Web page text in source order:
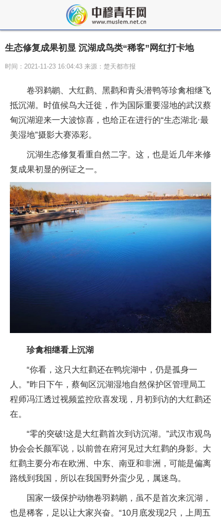
生态修复成果初显 沉湖成鸟类“稀客”网红打卡地
时间：2021-11-23 16:04:43 来源：楚天都市报
卷羽鹈鹕、大红鹳、黑鹳和青头潜鸭等珍禽相继飞
抵沉湖。时值候鸟大迁徙，作为国际重要湿地的武汉蔡
甸沉湖迎来一大波惊喜，也给正在进行的“生态湖北·最
美湿地”摄影大赛添彩。
沉湖生态修复看重自然二字。这，也是近几年来修
复成果初显的例证之一。
珍禽相继看上沉湖
“你看，这只大红鹳还在鸭垸湖中，仍是孤身一
人。”昨日下午，蔡甸区沉湖湿地自然保护区管理局工
程师冯江透过视频监控欣喜发现，月初到访的大红鹳还
在。
“零的突破!这是大红鹳首次到访沉湖。”武汉市观鸟
协会会长颜军说，以前曾在府河见过大红鹳的身影。大
红鹳主要分布在欧洲、中东、南亚和非洲，可能是偏离
路线到我国，所以在我国野外蛮少见，属迷鸟。
国家一级保护动物卷羽鹈鹕，虽不是首次来沉湖，
也是稀客，足以让大家兴奋。“10月底发现2只，上周五